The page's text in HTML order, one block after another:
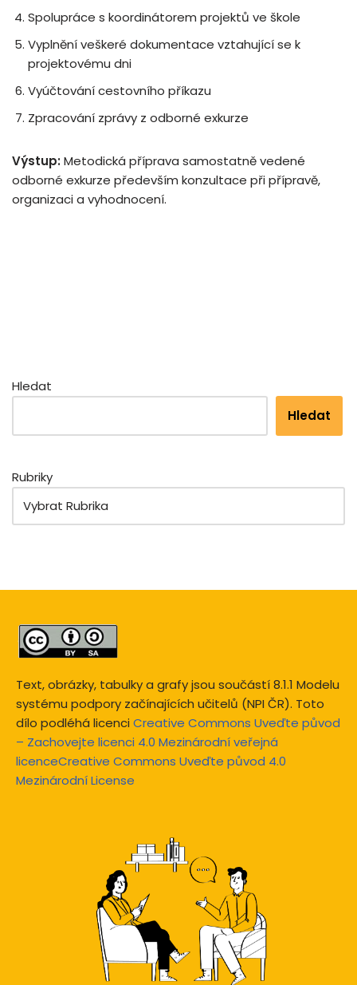
Spolupráce s koordinátorem projektů ve škole
Vyplnění veškeré dokumentace vztahující se k
projektovému dni
Vyúčtování cestovního příkazu
Zpracování zprávy z odborné exkurze
Výstup: Metodická příprava samostatně vedené
odborné exkurze především konzultace při přípravě,
organizaci a vyhodnocení.
Hledat
Hledat
Rubriky
Text, obrázky, tabulky a grafy jsou součástí 8.1.1 Modelu
systému podpory začínajících učitelů (NPI ČR). Toto
dílo podléhá licenciCreative Commons Uveďte původ
– Zachovejte licenci 4.0 Mezinárodní veřejná
licenceCreative Commons Uveďte původ 4.0
Mezinárodní License